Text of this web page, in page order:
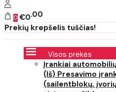
0 €0 00
Prekių krepšelis tuščias!
Visos prekės
Įrankiai
(Iš) Presavimo
(sailentblokų,